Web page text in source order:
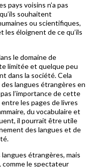
pays voisins n’a pas
souhaitent
ou scientifiques,
éloignent de ce qu’ils
le domaine de
limitée et quelque peu
dans la société. Cela
langues étrangères en
l’importance de cette
les pages de livres
du vocabulaire et
il pourrait être utile
des langues et de
étrangères, mais
comme le spectateur